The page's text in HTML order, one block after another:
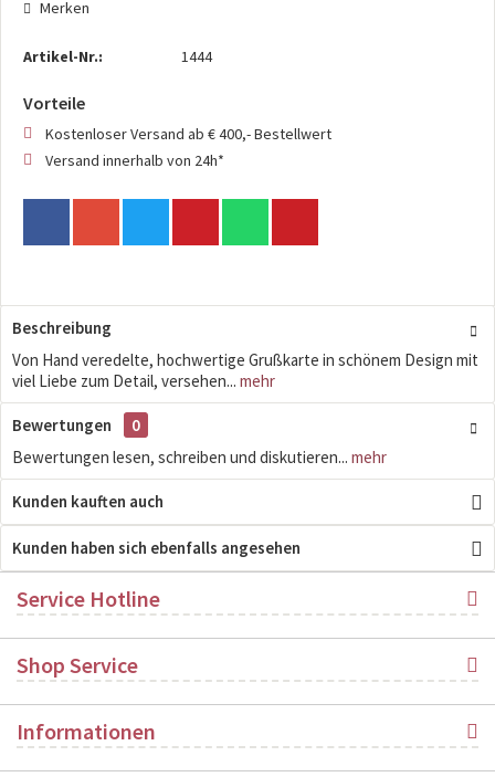
Merken
Artikel-Nr.: 1444
Vorteile
Kostenloser Versand ab € 400,- Bestellwert
Versand innerhalb von 24h*
Beschreibung
Von Hand veredelte, hochwertige Grußkarte in schönem Design mit
viel Liebe zum Detail, versehen... mehr
Bewertungen
0
Bewertungen lesen, schreiben und diskutieren... mehr
Kunden kauften auch
Kunden haben sich ebenfalls angesehen
Service Hotline
Shop Service
Informationen